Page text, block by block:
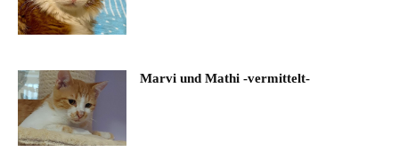
Marvi und Mathi -vermittelt-